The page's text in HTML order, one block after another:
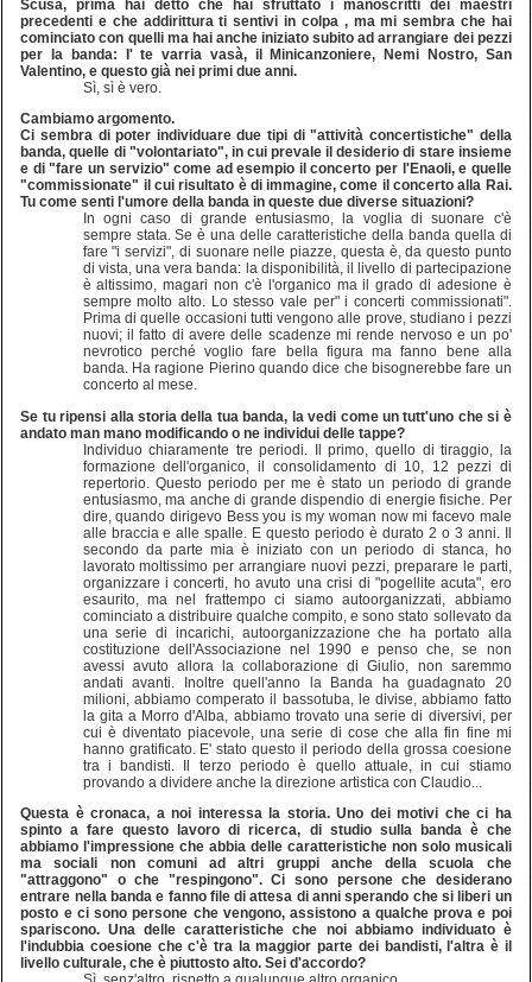
Scusa, prima hai detto che hai sfruttato i manoscritti dei maestri
precedenti e che addirittura ti sentivi in colpa , ma mi sembra che hai
cominciato con quelli ma hai anche iniziato subito ad arrangiare dei pezzi
per la banda: I' te varria vasà, il Minicanzoniere, Nemi Nostro, San
Valentino, e questo già nei primi due anni.
Sì, sì è vero.
Cambiamo argomento.
Ci sembra di poter individuare due tipi di "attività concertistiche" della
banda, quelle di "volontariato", in cui prevale il desiderio di stare insieme
e di "fare un servizio" come ad esempio il concerto per l'Enaoli, e quelle
"commissionate" il cui risultato è di immagine, come il concerto alla Rai.
Tu come senti l'umore della banda in queste due diverse situazioni?
In ogni caso di grande entusiasmo, la voglia di suonare c'è
sempre stata. Se è una delle caratteristiche della banda quella di
fare "i servizi", di suonare nelle piazze, questa è, da questo punto
di vista, una vera banda: la disponibilità, il livello di partecipazione
è altissimo, magari non c'è l'organico ma il grado di adesione è
sempre molto alto. Lo stesso vale per" i concerti commissionati".
Prima di quelle occasioni tutti vengono alle prove, studiano i pezzi
nuovi; il fatto di avere delle scadenze mi rende nervoso e un po'
nevrotico perché voglio fare bella figura ma fanno bene alla
banda. Ha ragione Pierino quando dice che bisognerebbe fare un
concerto al mese.
Se tu ripensi alla storia della tua banda, la vedi come un tutt'uno che si è
andato man mano modificando o ne individui delle tappe?
Individuo chiaramente tre periodi. Il primo, quello di tiraggio, la
formazione dell'organico, il consolidamento di 10, 12 pezzi di
repertorio. Questo periodo per me è stato un periodo di grande
entusiasmo, ma anche di grande dispendio di energie fisiche. Per
dire, quando dirigevo Bess you is my woman now mi facevo male
alle braccia e alle spalle. E questo periodo è durato 2 o 3 anni. Il
secondo da parte mia è iniziato con un periodo di stanca, ho
lavorato moltissimo per arrangiare nuovi pezzi, preparare le parti,
organizzare i concerti, ho avuto una crisi di "pogellite acuta", ero
esaurito, ma nel frattempo ci siamo autoorganizzati, abbiamo
cominciato a distribuire qualche compito, e sono stato sollevato da
una serie di incarichi, autoorganizzazione che ha portato alla
costituzione dell'Associazione nel 1990 e penso che, se non
avessi avuto allora la collaborazione di Giulio, non saremmo
andati avanti. Inoltre quell'anno la Banda ha guadagnato 20
milioni, abbiamo comperato il bassotuba, le divise, abbiamo fatto
la gita a Morro d'Alba, abbiamo trovato una serie di diversivi, per
cui è diventato piacevole, una serie di cose che alla fin fine mi
hanno gratificato. E' stato questo il periodo della grossa coesione
tra i bandisti. Il terzo periodo è quello attuale, in cui stiamo
provando a dividere anche la direzione artistica con Claudio...
Questa è cronaca, a noi interessa la storia. Uno dei motivi che ci ha
spinto a fare questo lavoro di ricerca, di studio sulla banda è che
abbiamo l'impressione che abbia delle caratteristiche non solo musicali
ma sociali non comuni ad altri gruppi anche della scuola che
"attraggono" o che "respingono". Ci sono persone che desiderano
entrare nella banda e fanno file di attesa di anni sperando che si liberi un
posto e ci sono persone che vengono, assistono a qualche prova e poi
spariscono. Una delle caratteristiche che noi abbiamo individuato è
l'indubbia coesione che c'è tra la maggior parte dei bandisti, l'altra è il
livello culturale, che è piuttosto alto. Sei d'accordo?